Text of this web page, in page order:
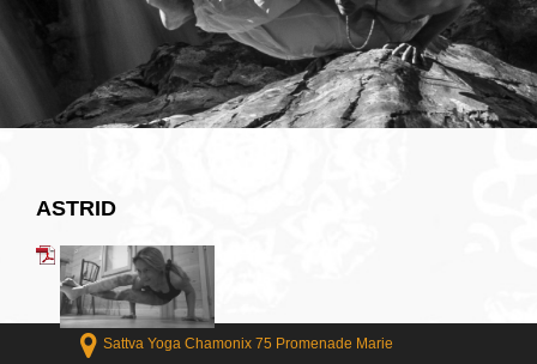
ASTRID
Sattva Yoga Chamonix 75 Promenade Marie